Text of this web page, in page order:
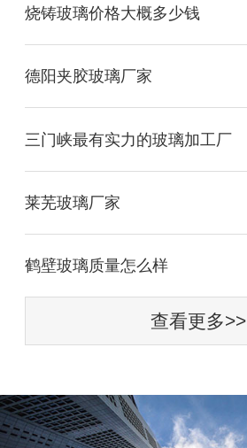
烧铸玻璃价格大概多少钱
德阳夹胶玻璃厂家
三门峡最有实力的玻璃加工厂
莱芜玻璃厂家
鹤壁玻璃质量怎么样
查看更多>>